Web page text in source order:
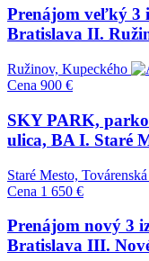
Prenájom veľký 3
Bratislava II.
Ružinov, Kupeckého
Cena 900 €
SKY PARK,
ulica, BA I. Staré
Staré Mesto, Továrenská
Cena 1 650 €
Prenájom nový 3
Bratislava III.